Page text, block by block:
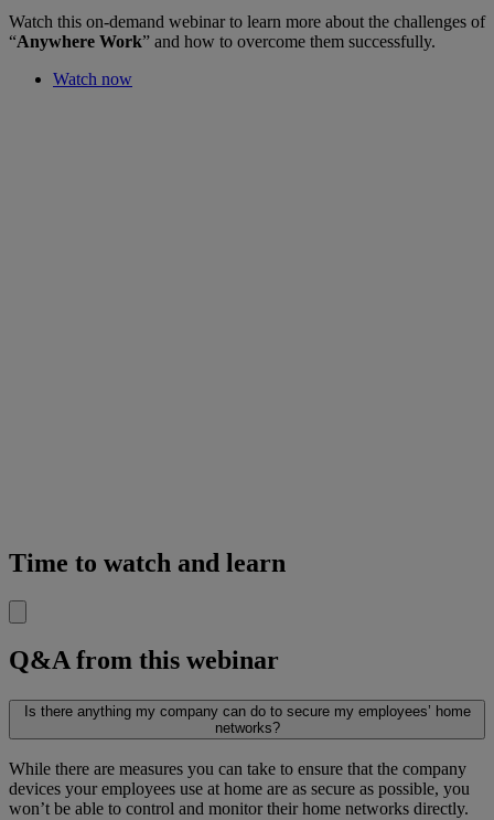
Watch this on-demand webinar to learn more about the challenges of
“Anywhere Work” and how to overcome them successfully.
Watch now
Time to watch and learn
Q&A from this webinar
Is there anything my company can do to secure my employees’ home
networks?
While there are measures you can take to ensure that the company
devices your employees use at home are as secure as possible, you
won’t be able to control and monitor their home networks directly.